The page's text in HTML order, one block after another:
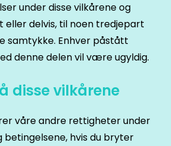
under disse vilkårene og
eller delvis, til noen tredjepart
samtykke. Enhver påstått
denne delen vil være ugyldig.
disse vilkårene
våre andre rettigheter under
betingelsene, hvis du bryter